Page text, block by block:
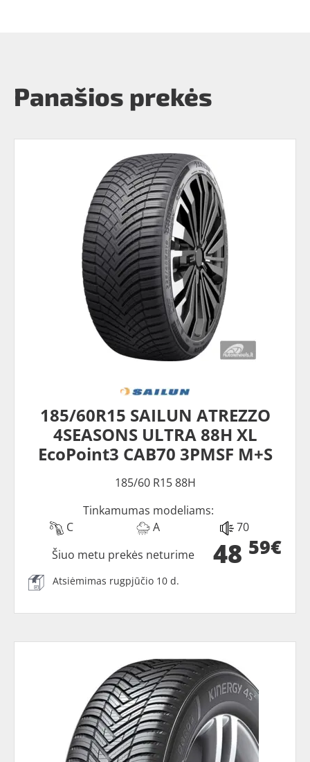
Panašios prekės
185/60R15 SAILUN ATREZZO
4SEASONS ULTRA 88H XL
EcoPoint3 CAB70 3PMSF M+S
185/60 R15 88H
Tinkamumas modeliams:
C
A 70
48 59€
Šiuo metu prekės neturime
Atsiėmimas rugpjūčio 10 d.